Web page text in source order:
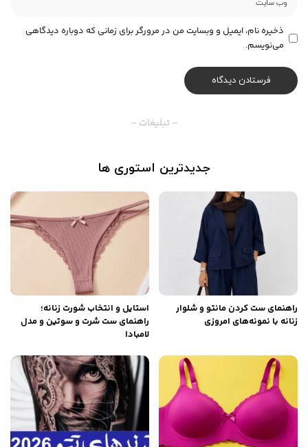
ذخیره نام، ایمیل و وبسایت من در مرورگر برای زمانی که دوباره دیدگاهی
می‌نویسم.
– تبلیغات –
جدیدترین استوری ها
راهنمای ست کردن مانتو و شلوار
زنانه با نمونه‌های امروزی
استایل و انتخاب شورت زنانه؛
راهنمای ست شرت و سوتین و مدل
لامبادا